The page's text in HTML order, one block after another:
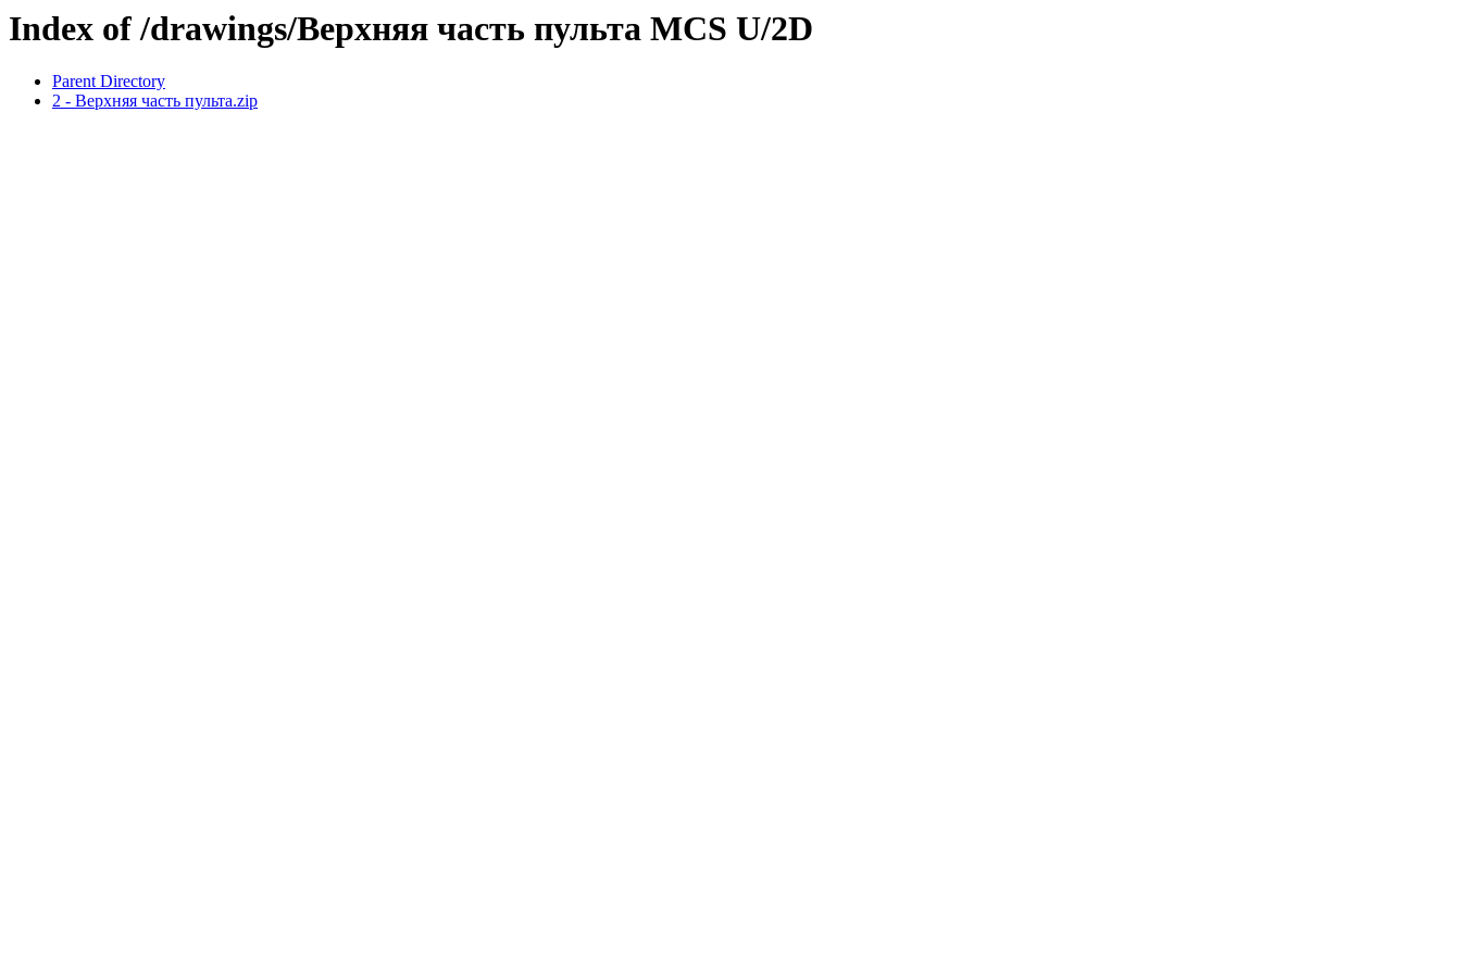
Index of /drawings/Верхняя часть пульта MCS U/2D
Parent Directory
2 - Верхняя часть пульта.zip